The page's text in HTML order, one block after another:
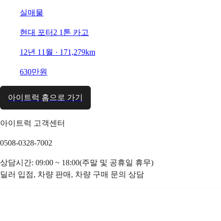
실매물
현대 포터2 1톤 카고
12년 11월 · 171,279km
630만원
아이트럭 홈으로 가기
아이트럭 고객센터
0508-0328-7002
상담시간: 09:00 ~ 18:00(주말 및 공휴일 휴무)
딜러 입점, 차량 판매, 차량 구매 문의 상담